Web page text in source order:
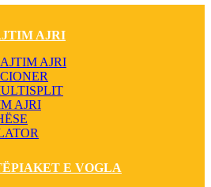
AJRI
AJRI
AJRI
E VOGLA